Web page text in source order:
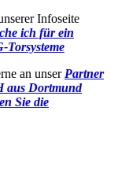
Infoseite
ich für ein
Torsysteme
an unser Partner
aus Dortmund
Sie die